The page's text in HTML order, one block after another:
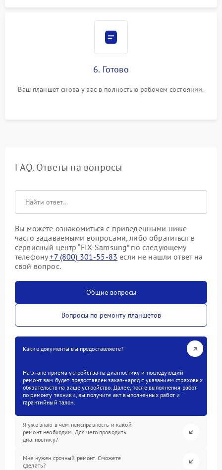
6. Готово
Ваш планшет снова у вас в полностью рабочем состоянии.
FAQ. Ответы на вопросы
Вы можете ознакомиться с приведенными ниже
часто задаваемыми вопросами, либо обратиться в
сервисный центр “FIX-Samsung” по следующему
телефону+7 (800) 301-55-83 если не нашли ответ на
свой вопрос.
Общие вопросы
Вопросы по ремонту планшетов
Какие документы вы предоставляете?
На этапе приема устройства на диагностику и последующий
ремонт вам будет предоставлен заказ-наряд с указанием страховых
обязательств на ваше устройство. Далее, после выполнения работ
по ремонту техники, вы получите акт выполненных работ и
гарантийный талон.
Я уже знаю в чем неисправность и какой
ремонт необходим. Для чего проводить
диагностику?
Мне нужен срочный ремонт. Сможете
сделать?